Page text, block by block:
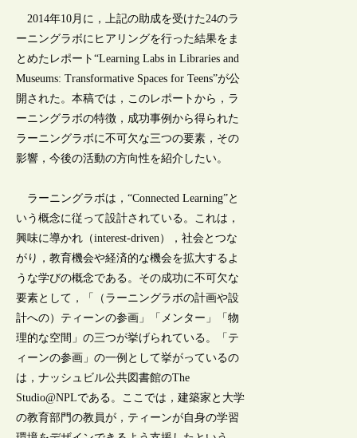
2014年10月に，上記の助成を受けた24のラ
ーニングラボにヒアリングを行った結果をま
とめたレポート“Learning Labs in Libraries and
Museums: Transformative Spaces for Teens”が公
開された。本稿では，このレポートから，ラ
ーニングラボの特徴，成功事例から得られた
ラーニングラボに不可欠な三つの要素，その
影響，今後の活動の方向性を紹介したい。
ラーニングラボは，“Connected Learning”と
いう概念に従って設計されている。これは，
興味に導かれ（interest-driven），社会とつな
がり，教育機会や経済的な機会を拡大するよ
うな学びの概念である。その成功に不可欠な
要素として，「（ラーニングラボの計画や設
計への）ティーンの参画」「メンター」「物
理的な空間」の三つが挙げられている。「テ
ィーンの参画」の一例として挙がっているの
は，ナッシュビル公共図書館のThe
Studio@NPLである。ここでは，建築家と大学
の教育部門の教員が，ティーンが自身の学習